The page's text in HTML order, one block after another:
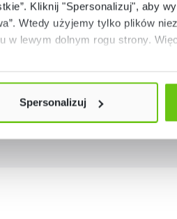
Kliknij "Spersonalizuj", aby
Wtedy użyjemy tylko plików
lewym dolnym rogu strony.
Spersonalizuj